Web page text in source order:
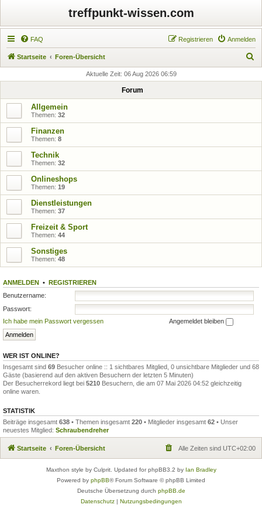
treffpunkt-wissen.com
FAQ Anmelden
Registrieren
Startseite Foren-Übersicht
h
Aktuelle Zeit: 06 Aug 2026 06:59
Forum
Allgemein
Themen: 32
Finanzen
Themen: 8
Technik
Themen: 32
Onlineshops
Themen: 19
Dienstleistungen
Themen: 37
Freizeit & Sport
Themen: 44
Sonstiges
Themen: 48
ANMELDEN • REGISTRIEREN
Benutzername:
Passwort:
Ich habe mein Passwort vergessen
Angemeldet bleiben
WER IST ONLINE?
Insgesamt sind 69 Besucher online :: 1 sichtbares Mitglied, 0 unsichtbare Mitglieder und 68
Gäste (basierend auf den aktiven Besuchern der letzten 5 Minuten)
Der Besucherrekord liegt bei 5210 Besuchern, die am 07 Mai 2026 04:52 gleichzeitig
online waren.
STATISTIK
Beiträge insgesamt 638 • Themen insgesamt 220 • Mitglieder insgesamt 62 • Unser
neuestes Mitglied: Schraubendreher
Startseite Foren-Übersicht Alle Zeiten sind UTC+02:00
Maxthon style by Culprit. Updated for phpBB3.2 by Ian Bradley
Powered by phpBB® Forum Software © phpBB Limited
Deutsche Übersetzung durch phpBB.de
Datenschutz| Nutzungsbedingungen